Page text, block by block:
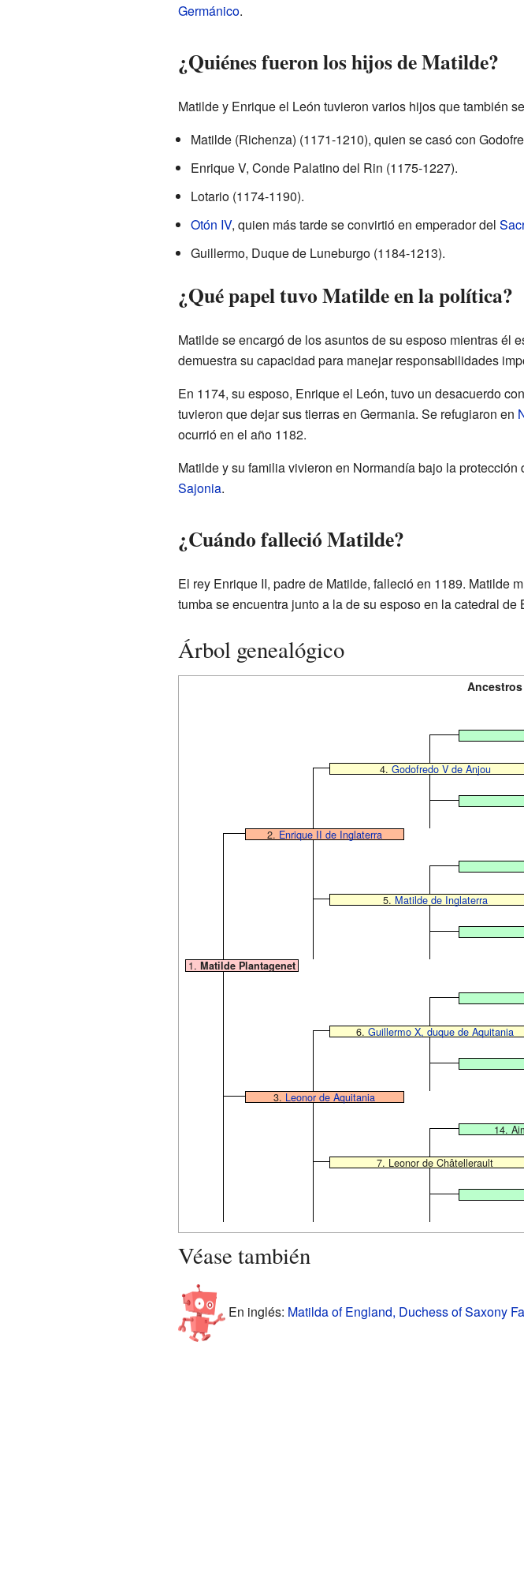
Germánico.
¿Quiénes fueron los hijos de Matilde?
Matilde y Enrique el León tuvieron varios hijos que también
Matilde (Richenza) (1171-1210), quien se casó con
Enrique V, Conde Palatino del Rin (1175-1227).
Lotario (1174-1190).
Otón IV, quien más tarde se convirtió en emperador del
Guillermo, Duque de Luneburgo (1184-1213).
¿Qué papel tuvo Matilde en la política?
Matilde se encargó de los asuntos de su esposo mientras él
demuestra su capacidad para manejar responsabilidades
En 1174, su esposo, Enrique el León, tuvo un desacuerdo
tuvieron que dejar sus tierras en Germania. Se refugiaron en
ocurrió en el año 1182.
Matilde y su familia vivieron en Normandía bajo la
Sajonia.
¿Cuándo falleció Matilde?
El rey Enrique II, padre de Matilde, falleció en 1189. Matilde
tumba se encuentra junto a la de su esposo en la catedral de
Árbol genealógico
4.Godofredo V de Anjou
2.Enrique II de Inglaterra
5.Matilde de Inglaterra
1.Matilde Plantagenet
6.Guillermo X, duque de Aquitania
3.Leonor de Aquitania
14.
7. Leonor de Châtellerault
Véase también
En inglés: Matilda of England, Duchess of Saxony